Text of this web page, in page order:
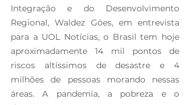
Integração e do Desenvolvimento
Regional, Waldez Góes, em entrevista
para a UOL Notícias, o Brasil tem hoje
aproximadamente 14 mil pontos de
riscos altíssimos de desastre e 4
milhões de pessoas morando nessas
áreas. A pandemia, a pobreza e o